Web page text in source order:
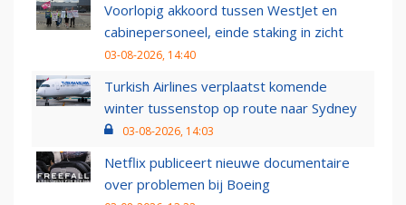
Voorlopig akkoord tussen WestJet en
cabinepersoneel, einde staking in zicht
03-08-2026, 14:40
Turkish Airlines verplaatst komende
winter tussenstop op route naar Sydney
03-08-2026, 14:03
Netflix publiceert nieuwe documentaire
over problemen bij Boeing